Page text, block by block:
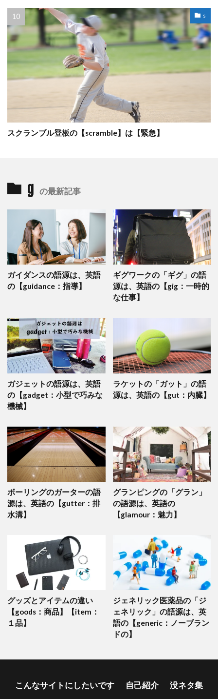
s
スクランブル登板の【scramble】は【緊急】
g の最新記事
ガイダンスの語源は、英語
の【guidance：指導】
ギグワークの「ギグ」の語
源は、英語の【gig：一時的
な仕事】
ガジェットの語源は、英語
の【gadget：小型で巧みな
機械】
ラケットの「ガット」の語
源は、英語の【gut：内臓】
ボーリングのガーターの語
源は、英語の【gutter：排
水溝】
グランピングの「グラン」
の語源は、英語の
【glamour：魅力】
グッズとアイテムの違い
【goods：商品】【item：
１品】
ジェネリック医薬品の「ジ
ェネリック」の語源は、英
語の【generic：ノーブラン
ドの】
こんなサイトにしたいです 自己紹介 没ネタ集